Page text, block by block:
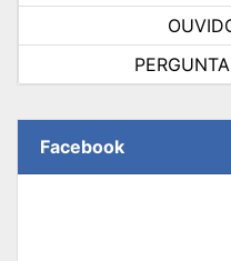
Facebook